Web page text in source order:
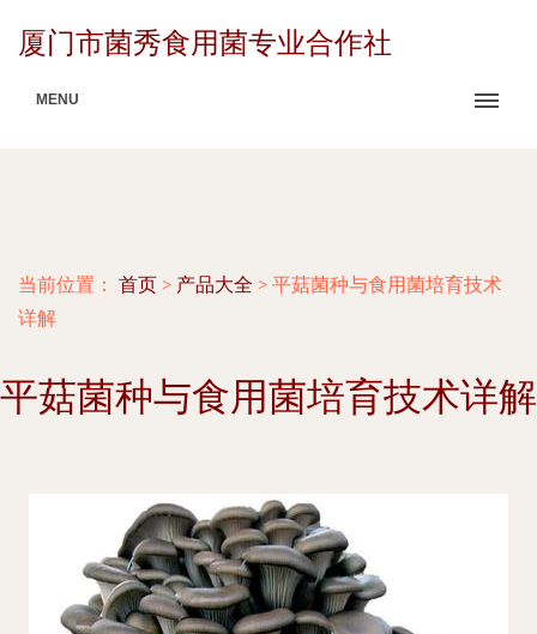
厦门市菌秀食用菌专业合作社
MENU
当前位置： 首页 > 产品大全 > 平菇菌种与食用菌培育技术
详解
平菇菌种与食用菌培育技术详解